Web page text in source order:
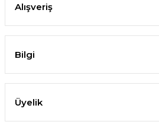
Alışveriş
Bilgi
Üyelik